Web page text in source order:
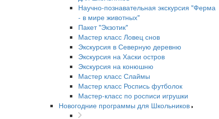
Научно-познавательная экскурсия "Ферма
- в мире животных"
Пакет "Экзотик"
Мастер класс Ловец снов
Экскурсия в Северную деревню
Экскурсия на Хаски остров
Экскурсия на конюшню
Мастер класс Слаймы
Мастер класс Роспись футболок
Мастер-класс по росписи игрушки
Новогодние программы для Школьников